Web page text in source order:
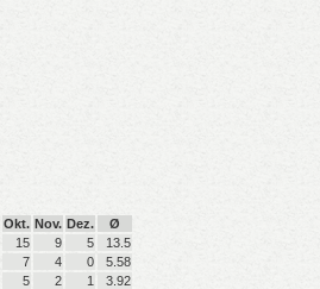
Okt. Nov. Dez.
Ø
15 9 5
13.5
7 4 0
5.58
5 2 1 3.92